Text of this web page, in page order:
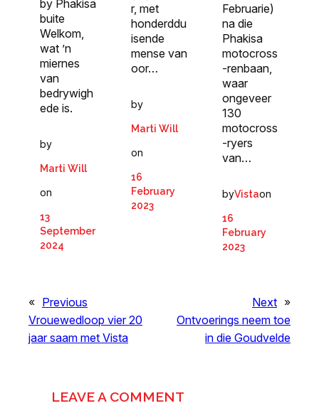
by Phakisa
buite
Welkom,
wat ’n
miernes
van
bedrywigh
ede is.
by
Marti Will
on
13
September
2024
r, met
honderddu
isende
mense van
oor…
by
Marti Will
on
16
February
2023
Februarie)
na die
Phakisa
motocross
-renbaan,
waar
ongeveer
130
motocross
-ryers
van…
byVistaon
16
February
2023
« Previous
Vrouewedloop vier 20
jaar saam met Vista
Next »
Ontvoerings neem toe
in die Goudvelde
LEAVE A COMMENT